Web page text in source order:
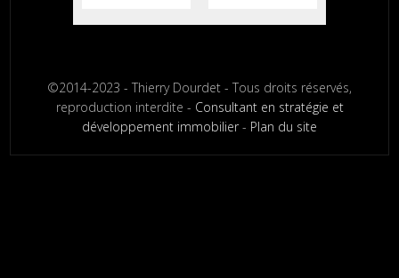
©2014-2023 - Thierry Dourdet - Tous droits réservés,
reproduction interdite - Consultant en stratégie et
développement immobilier- Plan du site